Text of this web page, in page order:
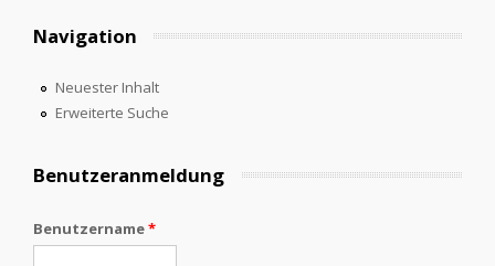
Navigation
Neuester Inhalt
Erweiterte Suche
Benutzeranmeldung
Benutzername*